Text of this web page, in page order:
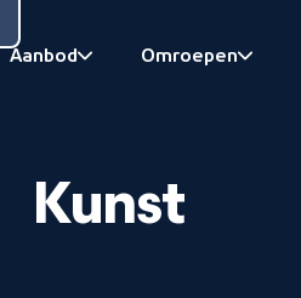
Aanbod
Omroepen
Kunst